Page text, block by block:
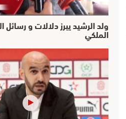
ولد الرشيد يبرز دلالات و
الملكي